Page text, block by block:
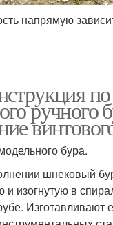
напрямую
ручного
бура.
шнековый
и изогнутую в
Изготавливают